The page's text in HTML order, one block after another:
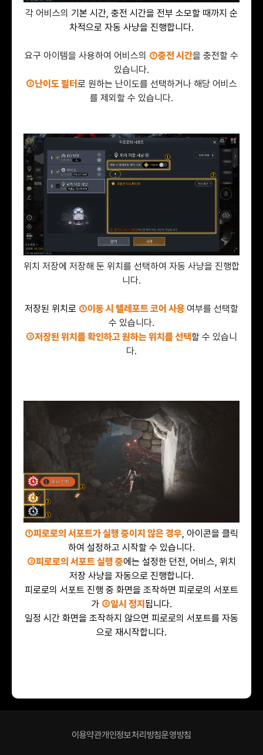
각 어비스의 기본 시간, 충전 시간을 전부 소모할 때까지 순
차적으로 자동 사냥을 진행합니다.
요구 아이템을 사용하여 어비스의 ①충전 시간을 충전할 수
있습니다.
②난이도 필터 로 원하는 난이도를 선택하거나 해당 어비스
를 제외할 수 있습니다.
위치 저장에 저장해 둔 위치를 선택하여 자동 사냥을 진행합
니다.
저장된 위치로 ①이동 시 텔레포트 코어 사용여부를 선택할
수 있습니다.
②저장된 위치를 확인하고 원하는 위치를 선택할 수 있습니
다.
①피로로의 서포트가 실행 중이지 않은 경우, 아이콘을 클릭
하여 설정하고 시작할 수 있습니다.
②피로로의 서포트 실행 중에는 설정한 던전, 어비스, 위치
저장 사냥을 자동으로 진행합니다.
피로로의 서포트 진행 중 화면을 조작하면 피로로의 서포트
가 ③일시 정지 됩니다.
일정 시간 화면을 조작하지 않으면 피로로의 서포트를 자동
으로 재시작합니다.
이용약관개인정보처리방침운영방침